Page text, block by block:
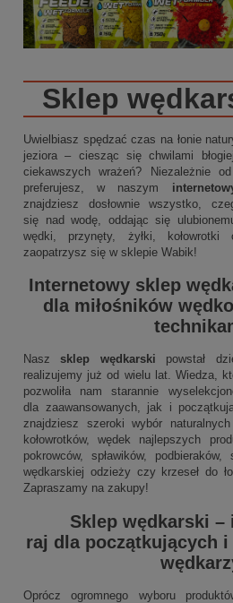
Sklep
Uwielbiasz spędzać czas na łonie
jeziora – ciesząc się chwilami
ciekawszych wrażeń? Niezależnie
preferujesz, w naszym
znajdziesz dosłownie wszystko,
się nad wodę, oddając się
wędki, przynęty, żyłki, kołowrotki
zaopatrzysz się w sklepie Wabik!
Internetowy sklep
dla miłośników
Naszsklep wędkarski powstał
realizujemy już od wielu lat. Wiedza,
pozwoliła nam starannie
dla zaawansowanych, jak i
znajdziesz szeroki wybór
kołowrotków, wędek najlepszych
pokrowców, spławików,
wędkarskiej odzieży czy krzeseł do
Zapraszamy na zakupy!
Sklep wędkarski –
raj dla początkujących
Oprócz ogromnego wyboru